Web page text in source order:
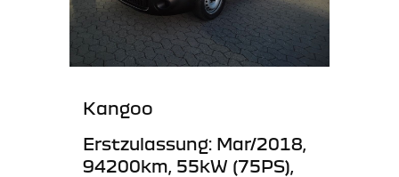
Kangoo
Erstzulassung: Mar/2018,
94200km, 55kW (75PS),